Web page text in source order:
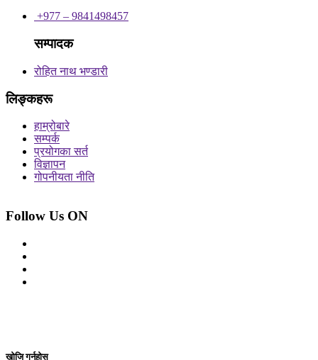
+977 – 9841498457
सम्पादक
रोहित नाथ भण्डारी
लिङ्कहरू
हाम्रोबारे
सम्पर्क
प्रयोगका सर्त
विज्ञापन
गोपनीयता नीति
Follow Us ON
खोजि गर्नुहोस